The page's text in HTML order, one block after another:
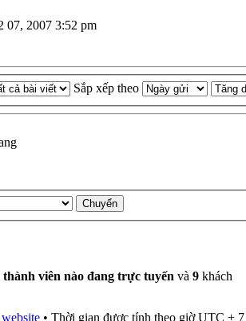
07, 2007 3:52 pm
Sắp xếp theo
thành viên nào đang trực tuyến và 9 khách
• Thời gian được tính theo giờ UTC +